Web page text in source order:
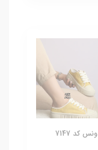
ونس کد 7147